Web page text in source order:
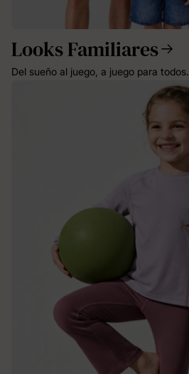
Looks Familiares
Del sueño al juego, a juego para todos.